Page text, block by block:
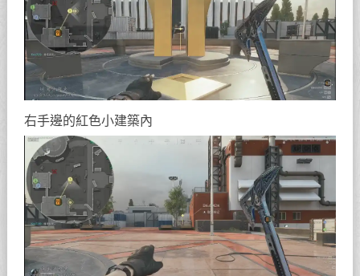
右手邊的紅色小建築內